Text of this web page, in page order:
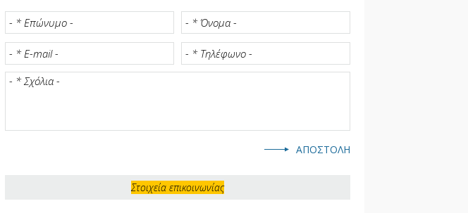
Στοιχεία επικοινωνίας